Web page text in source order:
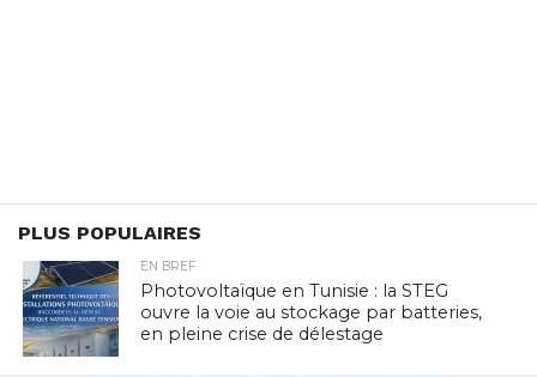
PLUS POPULAIRES
EN BREF
Photovoltaïque en Tunisie : la STEG
ouvre la voie au stockage par batteries,
en pleine crise de délestage